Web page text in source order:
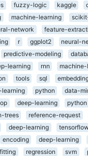
fuzzy-logic kaggle
machine-learning
network feature-
r ggplot2 neural-
predictive-modeling
learning rnn
tools sql
learning python data-
deep-learning python
trees reference-request
deep-learning
encoding deep-learning
regression svm